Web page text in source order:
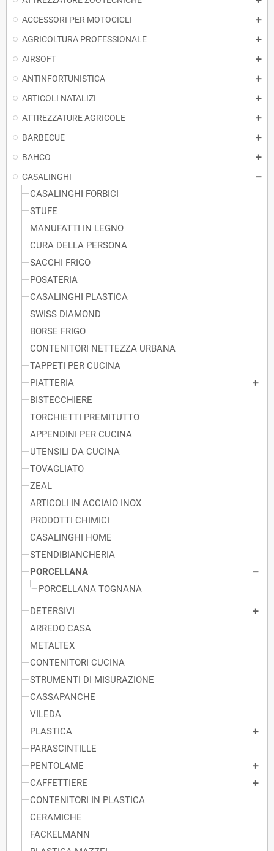
ACCESSORI PER MOTOCICLI
AGRICOLTURA PROFESSIONALE
AIRSOFT
ANTINFORTUNISTICA
ARTICOLI NATALIZI
ATTREZZATURE AGRICOLE
BARBECUE
BAHCO
CASALINGHI
CASALINGHI FORBICI
STUFE
MANUFATTI IN LEGNO
CURA DELLA PERSONA
SACCHI FRIGO
POSATERIA
CASALINGHI PLASTICA
SWISS DIAMOND
BORSE FRIGO
CONTENITORI NETTEZZA URBANA
TAPPETI PER CUCINA
PIATTERIA
BISTECCHIERE
TORCHIETTI PREMITUTTO
APPENDINI PER CUCINA
UTENSILI DA CUCINA
TOVAGLIATO
ZEAL
ARTICOLI IN ACCIAIO INOX
PRODOTTI CHIMICI
CASALINGHI HOME
STENDIBIANCHERIA
PORCELLANA
PORCELLANA TOGNANA
DETERSIVI
ARREDO CASA
METALTEX
CONTENITORI CUCINA
STRUMENTI DI MISURAZIONE
CASSAPANCHE
VILEDA
PLASTICA
PARASCINTILLE
PENTOLAME
CAFFETTIERE
CONTENITORI IN PLASTICA
CERAMICHE
FACKELMANN